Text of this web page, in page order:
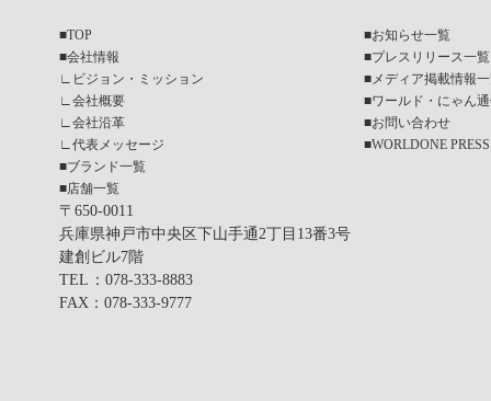
■TOP
■会社情報
∟
ビジョン・ミッション
∟ 会社概要
∟ 会社沿革
∟ 代表メッセージ
■ブランド一覧
■店舗一覧
■お知らせ一覧
■プレスリリース一覧
■ メディア掲載情報
■ワールド・にゃん
■お問い合わせ
■WORLDONE PRESS
〒650-0011
兵庫県神戸市中央区下山手通2丁目13番3号
建創ビル7階
TEL ：078-333-8883
FAX ：078-333-9777